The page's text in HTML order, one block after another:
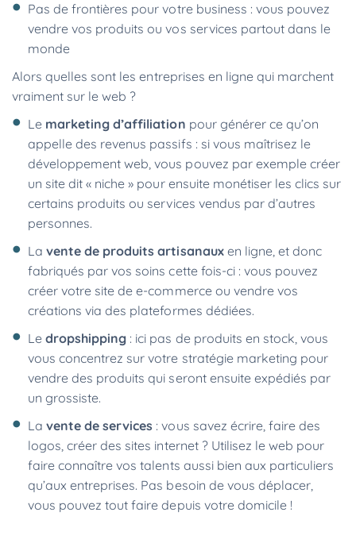
Pas de frontières pour votre business : vous pouvez
vendre vos produits ou vos services partout dans le
monde
Alors quelles sont les entreprises en ligne qui marchent
vraiment sur le web ?
Le marketing d’affiliation pour générer ce qu’on
appelle des revenus passifs : si vous maîtrisez le
développement web, vous pouvez par exemple créer
un site dit « niche » pour ensuite monétiser les clics sur
certains produits ou services vendus par d’autres
personnes.
Lavente de produits artisanaux en ligne, et donc
fabriqués par vos soins cette fois-ci : vous pouvez
créer votre site de e-commerce ou vendre vos
créations via des plateformes dédiées.
Ledropshipping : ici pas de produits en stock, vous
vous concentrez sur votre stratégie marketing pour
vendre des produits qui seront ensuite expédiés par
un grossiste.
Lavente de services : vous savez écrire, faire des
logos, créer des sites internet ? Utilisez le web pour
faire connaître vos talents aussi bien aux particuliers
qu’aux entreprises. Pas besoin de vous déplacer,
vous pouvez tout faire depuis votre domicile !